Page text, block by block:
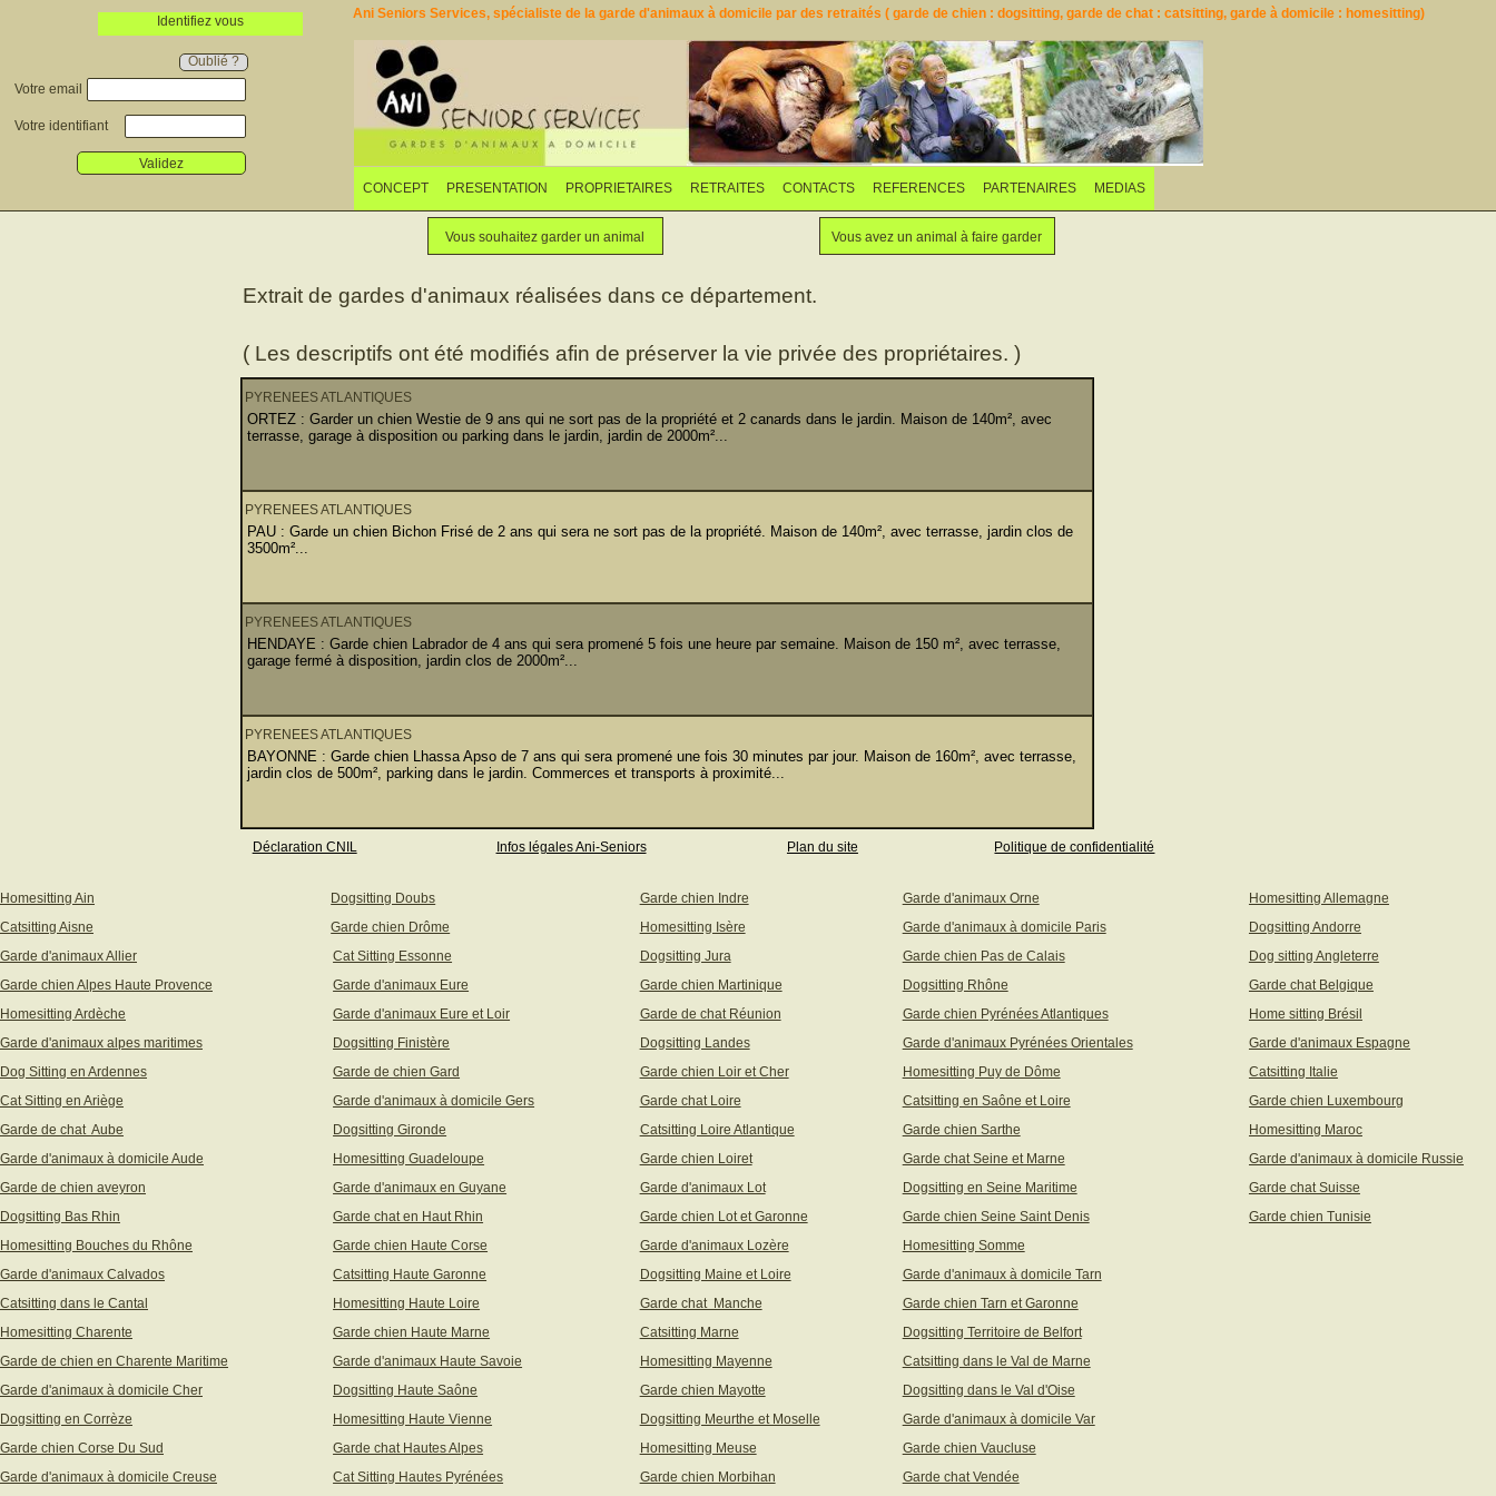
Identifiez vous
Oublié ?
Votre email
Votre identifiant
Validez
Ani Seniors Services, spécialiste de la garde d'animaux à domicile par des retraités ( garde de chien : dogsitting, garde de chat : catsitting, garde à domicile : homesitting)
CONCEPT PRESENTATION PROPRIETAIRES
Faites garder votre animal
RETRAITES
Vous souhaitez garder un animal
CONTACTS REFERENCES PARTENAIRES MEDIAS
Vous souhaitez garder un animal Vous avez un animal à faire garder
Extrait de gardes d'animaux réalisées dans ce département.
( Les descriptifs ont été modifiés afin de préserver la vie privée des propriétaires. )
PYRENEES ATLANTIQUES
ORTEZ : Garder un chien Westie de 9 ans qui ne sort pas de la propriété et 2 canards dans le jardin. Maison de 140m², avec
terrasse, garage à disposition ou parking dans le jardin, jardin de 2000m²...
PYRENEES ATLANTIQUES
PAU : Garde un chien Bichon Frisé de 2 ans qui sera ne sort pas de la propriété. Maison de 140m², avec terrasse, jardin clos de
3500m²...
PYRENEES ATLANTIQUES
HENDAYE : Garde chien Labrador de 4 ans qui sera promené 5 fois une heure par semaine. Maison de 150 m², avec terrasse,
garage fermé à disposition, jardin clos de 2000m²...
PYRENEES ATLANTIQUES
BAYONNE : Garde chien Lhassa Apso de 7 ans qui sera promené une fois 30 minutes par jour. Maison de 160m², avec terrasse,
jardin clos de 500m², parking dans le jardin. Commerces et transports à proximité...
Déclaration CNIL Infos légales Ani-Seniors Plan du site Politique de confidentialité
Homesitting Ain Dogsitting Doubs Garde chien Indre Garde d'animaux Orne
Homesitting Allemagne
Catsitting Aisne
Garde chien Drôme Homesitting Isère Garde d'animaux à domicile Paris
Dogsitting Andorre
Garde d'animaux Allier
Cat Sitting Essonne Dogsitting Jura Garde chien Pas de Calais
Dog sitting Angleterre
Garde chien Alpes Haute Provence
Garde d'animaux Eure Garde chien Martinique Dogsitting Rhône
Garde chat Belgique
Homesitting Ardèche
Garde d'animaux Eure et Loir Garde de chat Réunion Garde chien Pyrénées Atlantiques
Home sitting Brésil
Garde d'animaux alpes maritimes
Dogsitting Finistère Dogsitting Landes Garde d'animaux Pyrénées Orientales
Garde d'animaux Espagne
Dog Sitting en Ardennes
Garde de chien Gard Garde chien Loir et Cher Homesitting Puy de Dôme
Catsitting Italie
Cat Sitting en Ariège
Garde d'animaux à domicile Gers Garde chat Loire Catsitting en Saône et Loire
Garde chien Luxembourg
Garde de chat Aube
Dogsitting Gironde Catsitting Loire Atlantique Garde chien Sarthe
Homesitting Maroc
Garde d'animaux à domicile Aude
Homesitting Guadeloupe Garde chien Loiret Garde chat Seine et Marne
Garde d'animaux à domicile Russie
Garde de chien aveyron
Garde d'animaux en Guyane Garde d'animaux Lot Dogsitting en Seine Maritime
Garde chat Suisse
Dogsitting Bas Rhin
Garde chat en Haut Rhin Garde chien Lot et Garonne Garde chien Seine Saint Denis
Garde chien Tunisie
Homesitting Bouches du Rhône
Garde chien Haute Corse Garde d'animaux Lozère
Homesitting Somme
Garde d'animaux Calvados
Catsitting Haute Garonne Dogsitting Maine et Loire
Garde d'animaux à domicile Tarn
Catsitting dans le Cantal
Homesitting Haute Loire Garde chat Manche
Garde chien Tarn et Garonne
Homesitting Charente
Garde chien Haute Marne Catsitting Marne
Dogsitting Territoire de Belfort
Garde de chien en Charente Maritime
Garde d'animaux Haute Savoie Homesitting Mayenne
Catsitting dans le Val de Marne
Garde d'animaux à domicile Cher
Dogsitting Haute Saône Garde chien Mayotte
Dogsitting dans le Val d'Oise
Dogsitting en Corrèze
Homesitting Haute Vienne Dogsitting Meurthe et Moselle
Garde d'animaux à domicile Var
Garde chien Corse Du Sud
Garde chat Hautes Alpes Homesitting Meuse
Garde chien Vaucluse
Garde d'animaux à domicile Creuse
Cat Sitting Hautes Pyrénées Garde chien Morbihan Garde chat Vendée